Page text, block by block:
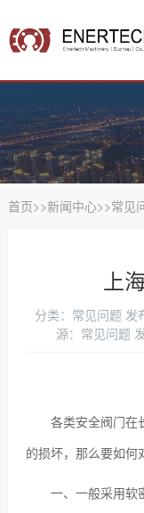
首页>>新闻中心>>常见
上
分类：常见问题 发
源：常见问题
各类安全阀门在
的损坏，那么要如何
一、一般采用软